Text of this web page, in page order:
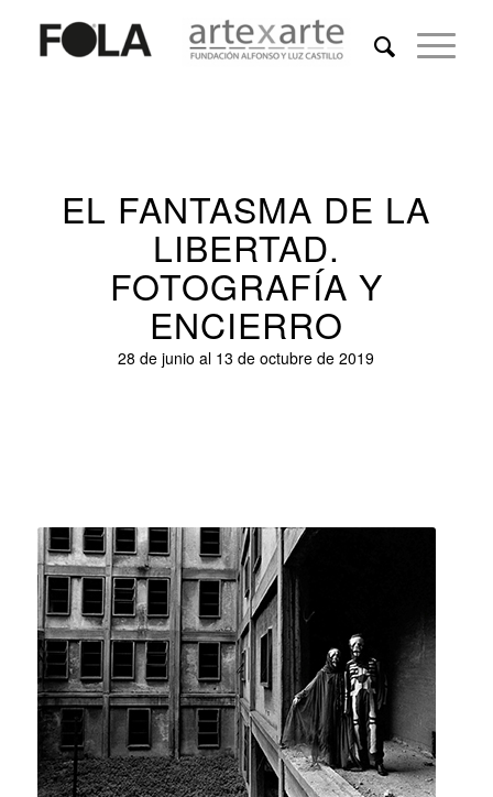
EL FANTASMA DE LA
LIBERTAD.
FOTOGRAFÍA Y
ENCIERRO
28 de junio al 13 de octubre de 2019